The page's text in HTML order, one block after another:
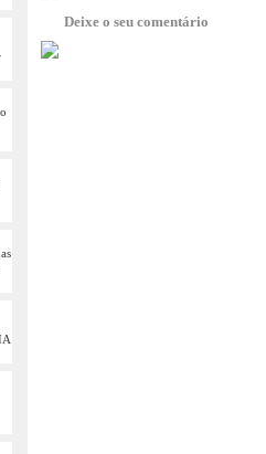
Deixe o seu comentário